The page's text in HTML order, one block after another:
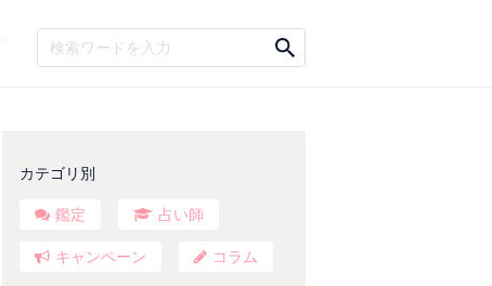
カテゴリ別
鑑定 占い師
キャンペーン コラム